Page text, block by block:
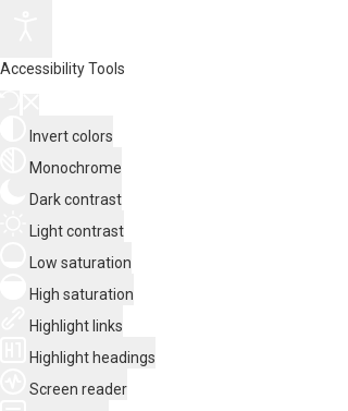
Accessibility Tools
Invert colors
Monochrome
Dark contrast
Light contrast
Low saturation
High saturation
Highlight links
Highlight headings
Screen reader